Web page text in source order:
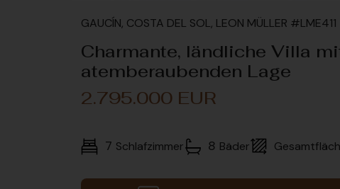
GAUCÍN, COSTA DEL SOL, LEON MÜLLER #LME411
Charmante, ländliche Villa
atemberaubenden Lage
2.795.000 EUR
7 Schlafzimmer 8 Bäder